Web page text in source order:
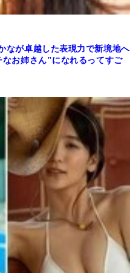
なが卓越した表現力で新境地へ
なお姉さん"になれるってすご